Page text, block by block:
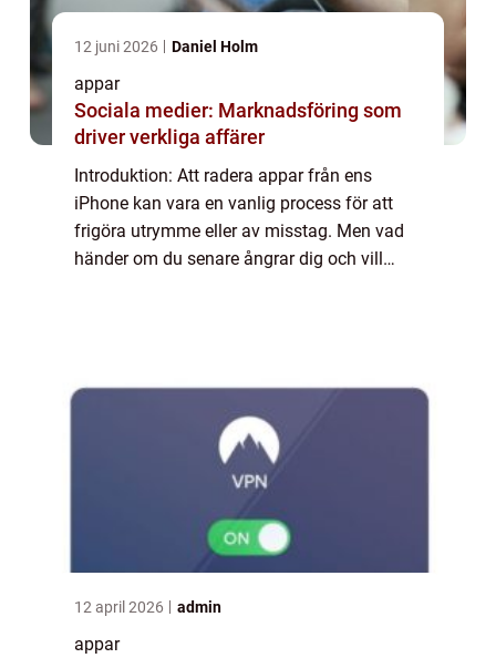
12 juni 2026 Daniel Holm
appar
Sociala medier: Marknadsföring som
driver verkliga affärer
Introduktion: Att radera appar från ens
iPhone kan vara en vanlig process för att
frigöra utrymme eller av misstag. Men vad
händer om du senare ångrar dig och vill
12 april 2026 admin
appar